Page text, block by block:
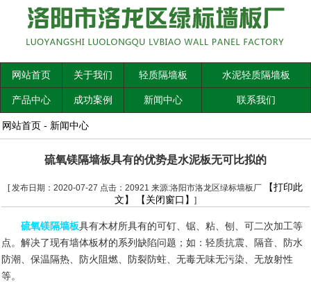
网站首页 关于我们 轻质隔墙板 水泥轻质隔墙板
产品中心 成功案例 新闻中心 联系我们
网站首页 - 新闻中心
硫氧镁隔墙板具有的优势是水泥板无可比拟的
[ 发布日期：2020-07-27 点击：20921 来源:洛阳市洛龙区绿标墙板厂
【打印此
文】
【关闭窗口】 ]
硫氧镁隔墙板具有木材所具有的可钉、锯、粘、刨、可二次加工等
点。解决了现有墙体板材的系列缺陷问题；如：轻质抗震、隔音、防水
防潮、保温隔热、防火阻燃、防裂防蛀、无毒无味无污染、无放射性
等。